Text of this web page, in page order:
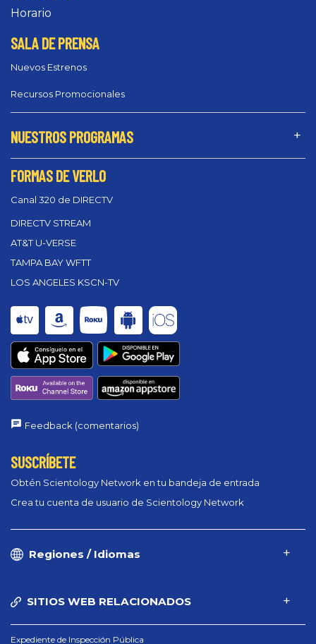
Horario
SALA DE PRENSA
Nuevos Estrenos
Recursos Promocionales
NUESTROS PROGRAMAS
FORMAS DE VERLO
Canal 320 de DIRECTV
DIRECTV STREAM
AT&T U-VERSE
TAMPA BAY WFTT
LOS ANGELES KSCN-TV
Feedback (comentarios)
SUSCRÍBETE
Obtén Scientology Network en tu bandeja de entrada
Crea tu cuenta de usuario de Scientology Network
Regiones / Idiomas
SITIOS WEB RELACIONADOS
Expediente de Inspección Pública